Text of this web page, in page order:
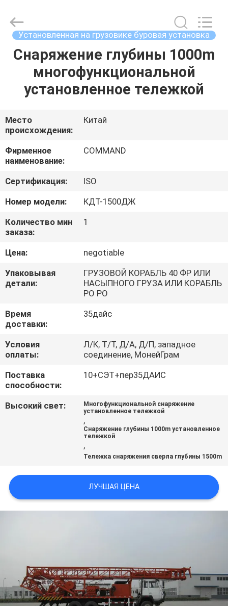
ДОМ
ПРОДУКТЫ
О
НАС
ПУТЕШЕСТВИЕ
ФАБРИКИ
ПРОВЕРКА
КАЧЕСТВА
СВЯЖИТЕСЬ
МЫ
СПРОСИТЕ
КАРТА
САЙТА
Rights
Reserved.
Developed
Установленная на грузовике буровая установка
Снаряжение глубины 1000m
многофункциональной
установленное тележкой
Место
происхождения:
Китай
Фирменное
наименование:
COMMAND
Сертификация:
ISO
Номер модели:
КДТ-1500ДЖ
Количество мин
заказа:
1
Цена:
negotiable
Упаковывая
детали:
ГРУЗОВОЙ КОРАБЛЬ 40 ФР ИЛИ
НАСЫПНОГО ГРУЗА ИЛИ КОРАБЛЬ
РО РО
Время
доставки:
35дайс
Условия
оплаты:
Л/К, Т/Т, Д/А, Д/П, западное
соединение, МонейГрам
Поставка
способности:
10+СЭТ+пер35ДАИС
Высокий свет:
Многофункциональной снаряжение
установленное тележкой
,
Снаряжение глубины 1000m установленное
тележкой
,
Тележка снаряжения сверла глубины 1500m
ЛУЧШАЯ ЦЕНА